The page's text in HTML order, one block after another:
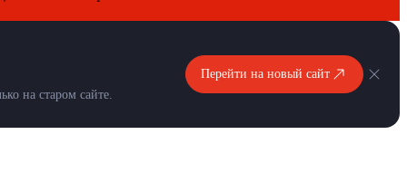
на старом сайте.
Перейти на новый сайт